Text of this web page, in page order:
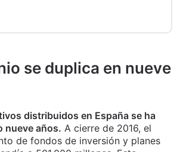
se duplica en nueve
distribuidos en España se ha
nueve años. A cierre de 2016, el
de fondos de inversión y planes